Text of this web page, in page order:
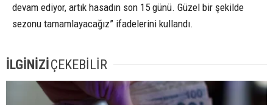
devam ediyor, artık hasadın son 15 günü. Güzel bir şekilde
sezonu tamamlayacağız” ifadelerini kullandı.
İLGİNİZİÇEKEBİLİR